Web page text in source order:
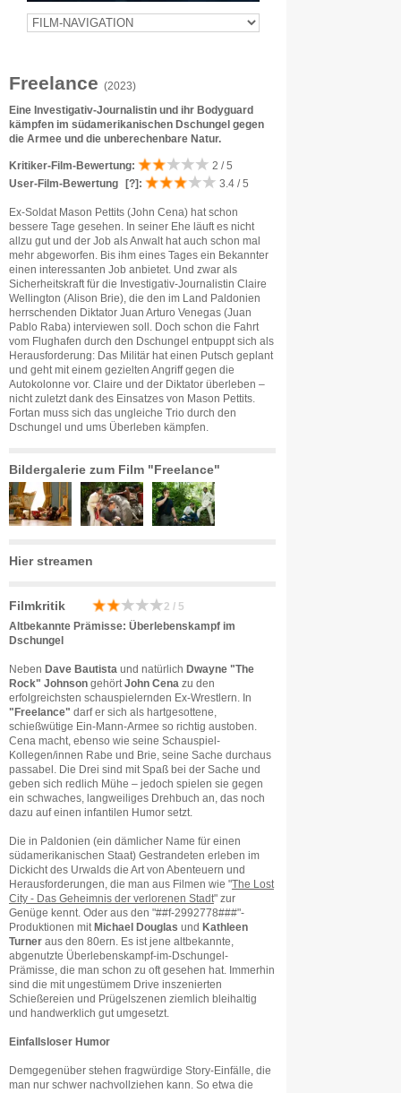
Freelance (2023)
Eine Investigativ-Journalistin und ihr Bodyguard
kämpfen im südamerikanischen Dschungel gegen
die Armee und die unberechenbare Natur.
Kritiker-Film-Bewertung:
2 / 5
User-Film-Bewertung
[?] : 3.4 / 5
Ex-Soldat Mason Pettits (John Cena) hat schon
bessere Tage gesehen. In seiner Ehe läuft es nicht
allzu gut und der Job als Anwalt hat auch schon mal
mehr abgeworfen. Bis ihm eines Tages ein Bekannter
einen interessanten Job anbietet. Und zwar als
Sicherheitskraft für die Investigativ-Journalistin Claire
Wellington (Alison Brie), die den im Land Paldonien
herrschenden Diktator Juan Arturo Venegas (Juan
Pablo Raba) interviewen soll. Doch schon die Fahrt
vom Flughafen durch den Dschungel entpuppt sich als
Herausforderung: Das Militär hat einen Putsch geplant
und geht mit einem gezielten Angriff gegen die
Autokolonne vor. Claire und der Diktator überleben –
nicht zuletzt dank des Einsatzes von Mason Pettits.
Fortan muss sich das ungleiche Trio durch den
Dschungel und ums Überleben kämpfen.
Bildergalerie zum Film "Freelance"
Hier streamen
Filmkritik 2 / 5
Altbekannte Prämisse: Überlebenskampf im
Dschungel
Neben Dave Bautista und natürlich Dwayne "The
Rock" Johnson gehört John Cena zu den
erfolgreichsten schauspielernden Ex-Wrestlern. In
"Freelance" darf er sich als hartgesottene,
schießwütige Ein-Mann-Armee so richtig austoben.
Cena macht, ebenso wie seine Schauspiel-
Kollegen/innen Rabe und Brie, seine Sache durchaus
passabel. Die Drei sind mit Spaß bei der Sache und
geben sich redlich Mühe – jedoch spielen sie gegen
ein schwaches, langweiliges Drehbuch an, das noch
dazu auf einen infantilen Humor setzt.
Die in Paldonien (ein dämlicher Name für einen
südamerikanischen Staat) Gestrandeten erleben im
Dickicht des Urwalds die Art von Abenteuern und
Herausforderungen, die man aus Filmen wie "The Lost
City - Das Geheimnis der verlorenen Stadt" zur
Genüge kennt. Oder aus den "##f-2992778###"-
Produktionen mit Michael Douglas und Kathleen
Turner aus den 80ern. Es ist jene altbekannte,
abgenutzte Überlebenskampf-im-Dschungel-
Prämisse, die man schon zu oft gesehen hat. Immerhin
sind die mit ungestümem Drive inszenierten
Schießereien und Prügelszenen ziemlich bleihaltig
und handwerklich gut umgesetzt.
Einfallsloser Humor
Demgegenüber stehen fragwürdige Story-Einfälle, die
man nur schwer nachvollziehen kann. So etwa die